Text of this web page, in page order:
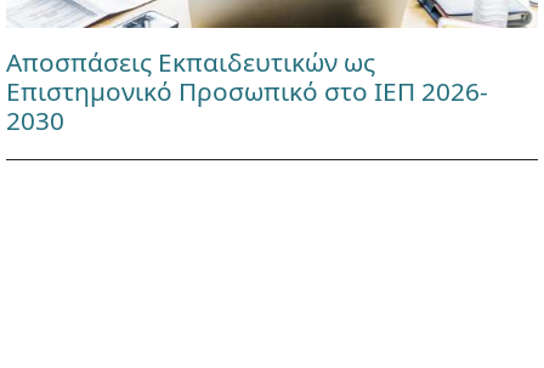
Αποσπάσεις Εκπαιδευτικών ως
Επιστημονικό Προσωπικό στο ΙΕΠ 2026-
2030